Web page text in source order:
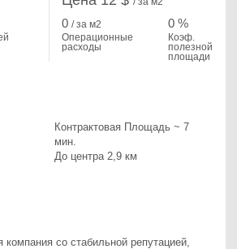
0 / за м2
Операционные
расходы
0 %
Коэф.
полезной
площади
компания со стабильной репутацией,
Контрактовая Площадь ~ 7
мин.
До центра 2,9 км